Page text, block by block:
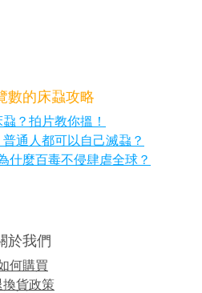
數的床蝨攻略
？拍片教你搵！
通人都可以自己滅蝨？
什麼百毒不侵肆虐全球？
於我們
何購買
換貨政策